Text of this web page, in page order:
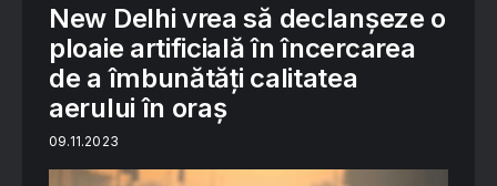
New Delhi vrea să declanşeze o
ploaie artificială în încercarea
de a îmbunătăți calitatea
aerului în oraș
09.11.2023